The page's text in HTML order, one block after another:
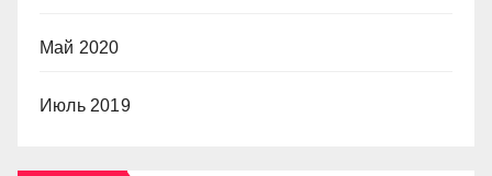
Май 2020
Июль 2019